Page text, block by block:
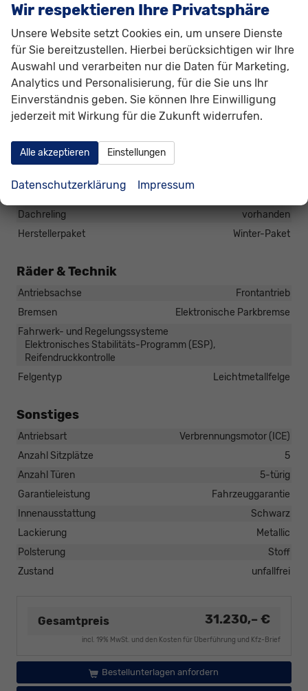
Lenkung
Servolenkung
Lichtsensor, Nebelscheinwerfer, LED-Scheinwerfer,
Fernlichtassistent, Voll-LED Scheinwerfer
Pannenhilfe
Reserverad
Zentralverriegelung
Zentralverriegelung, Zentralverriegelung mit
Funkfernbedienung
Außen
Dachreling
vorhanden
Herstellerpaket
Winter-Paket
Räder & Technik
Antriebsachse
Frontantrieb
Bremsen
Elektronische Parkbremse
Fahrwerk- und Regelungssysteme
Elektronisches Stabilitäts-Programm (ESP),
Reifendruckkontrolle
Felgentyp
Leichtmetallfelge
Sonstiges
Antriebsart
Verbrennungsmotor (ICE)
Anzahl Sitzplätze
5
Anzahl Türen
5-türig
Garantieleistung
Fahrzeuggarantie
Innenausstattung
Schwarz
Lackierung
Metallic
Polsterung
Stoff
Zustand
unfallfrei
Gesamtpreis 31.230,– €
incl. 19% MwSt. und den Kosten für Überführung und Kfz-Brief
Bestellunterlagen anfordern
Wir respektieren Ihre Privatsphäre
Unsere Website setzt Cookies ein, um unsere Dienste
für Sie bereitzustellen. Hierbei berücksichtigen wir Ihre
Auswahl und verarbeiten nur die Daten für Marketing,
Analytics und Personalisierung, für die Sie uns Ihr
Einverständnis geben. Sie können Ihre Einwilligung
jederzeit mit Wirkung für die Zukunft widerrufen.
Alle akzeptieren Einstellungen
Datenschutzerklärung Impressum